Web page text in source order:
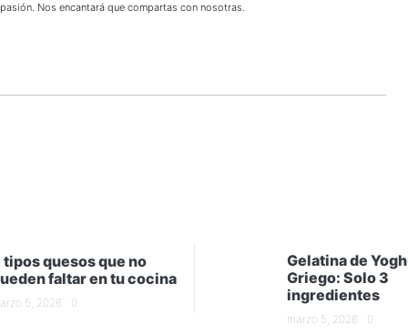
Nos encantará que compartas con nosotras.
tipos quesos que no
faltar en tu cocina
5, 2026 0
Gelatina de
Griego: Solo 3
ingredientes
marzo 5, 2026 0